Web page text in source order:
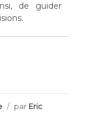
de guider
/ par Eric